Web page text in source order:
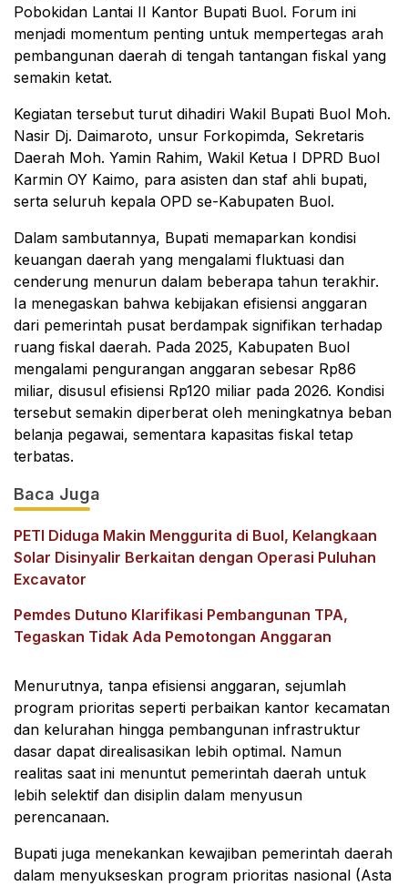
Pobokidan Lantai II Kantor Bupati Buol. Forum ini
menjadi momentum penting untuk mempertegas arah
pembangunan daerah di tengah tantangan fiskal yang
semakin ketat.
Kegiatan tersebut turut dihadiri Wakil Bupati Buol Moh.
Nasir Dj. Daimaroto, unsur Forkopimda, Sekretaris
Daerah Moh. Yamin Rahim, Wakil Ketua I DPRD Buol
Karmin OY Kaimo, para asisten dan staf ahli bupati,
serta seluruh kepala OPD se-Kabupaten Buol.
Dalam sambutannya, Bupati memaparkan kondisi
keuangan daerah yang mengalami fluktuasi dan
cenderung menurun dalam beberapa tahun terakhir.
Ia menegaskan bahwa kebijakan efisiensi anggaran
dari pemerintah pusat berdampak signifikan terhadap
ruang fiskal daerah. Pada 2025, Kabupaten Buol
mengalami pengurangan anggaran sebesar Rp86
miliar, disusul efisiensi Rp120 miliar pada 2026. Kondisi
tersebut semakin diperberat oleh meningkatnya beban
belanja pegawai, sementara kapasitas fiskal tetap
terbatas.
Baca Juga
PETI Diduga Makin Menggurita di Buol, Kelangkaan
Solar Disinyalir Berkaitan dengan Operasi Puluhan
Excavator
Pemdes Dutuno Klarifikasi Pembangunan TPA,
Tegaskan Tidak Ada Pemotongan Anggaran
Menurutnya, tanpa efisiensi anggaran, sejumlah
program prioritas seperti perbaikan kantor kecamatan
dan kelurahan hingga pembangunan infrastruktur
dasar dapat direalisasikan lebih optimal. Namun
realitas saat ini menuntut pemerintah daerah untuk
lebih selektif dan disiplin dalam menyusun
perencanaan.
Bupati juga menekankan kewajiban pemerintah daerah
dalam menyukseskan program prioritas nasional (Asta